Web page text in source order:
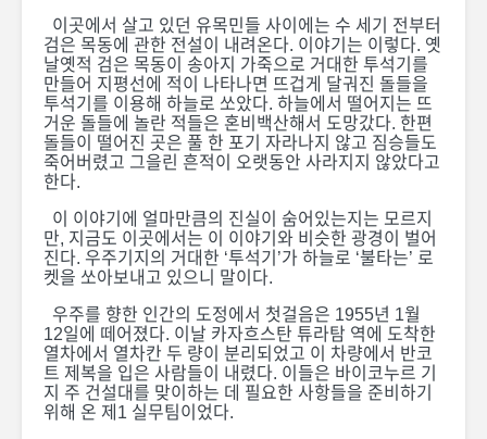
이곳에서 살고 있던 유목민들 사이에는 수 세기 전부터
검은 목동에 관한 전설이 내려온다. 이야기는 이렇다. 옛
날옛적 검은 목동이 송아지 가죽으로 거대한 투석기를
만들어 지평선에 적이 나타나면 뜨겁게 달궈진 돌들을
투석기를 이용해 하늘로 쏘았다. 하늘에서 떨어지는 뜨
거운 돌들에 놀란 적들은 혼비백산해서 도망갔다. 한편
돌들이 떨어진 곳은 풀 한 포기 자라나지 않고 짐승들도
죽어버렸고 그을린 흔적이 오랫동안 사라지지 않았다고
한다.
이 이야기에 얼마만큼의 진실이 숨어있는지는 모르지
만, 지금도 이곳에서는 이 이야기와 비슷한 광경이 벌어
진다. 우주기지의 거대한 ‘투석기’가 하늘로 ‘불타는’ 로
켓을 쏘아보내고 있으니 말이다.
우주를 향한 인간의 도정에서 첫걸음은 1955년 1월
12일에 떼어졌다. 이날 카자흐스탄 튜라탐 역에 도착한
열차에서 열차칸 두 량이 분리되었고 이 차량에서 반코
트 제복을 입은 사람들이 내렸다. 이들은 바이코누르 기
지 주 건설대를 맞이하는 데 필요한 사항들을 준비하기
위해 온 제1 실무팀이었다.
[카자흐스탄 독립 35
주년 기념 특별 기획 :
카자흐스탄의 근현대
사 24]
주년 기념 특별 기획 :
카자흐스탄의 근현대
사 23]
[카자흐스탄 독립 35
주년 기념 특별 기획 :
카자흐스탄의 근현대
사 22]
[카자흐스
주년 기념
카자흐스
사 21]
주년 기
카자흐스
사 20]
[카자흐스
주년 기념
카자흐스
사 18]